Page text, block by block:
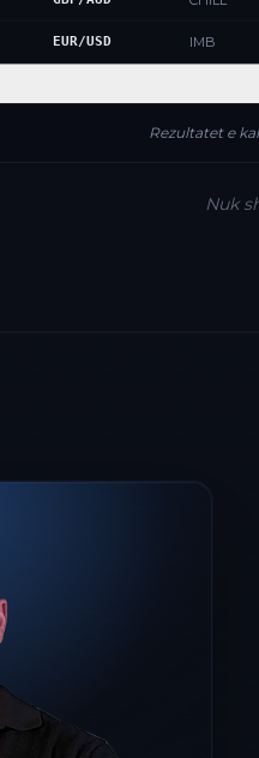
EUR/USD IMB
Rezultatet e
Nuk